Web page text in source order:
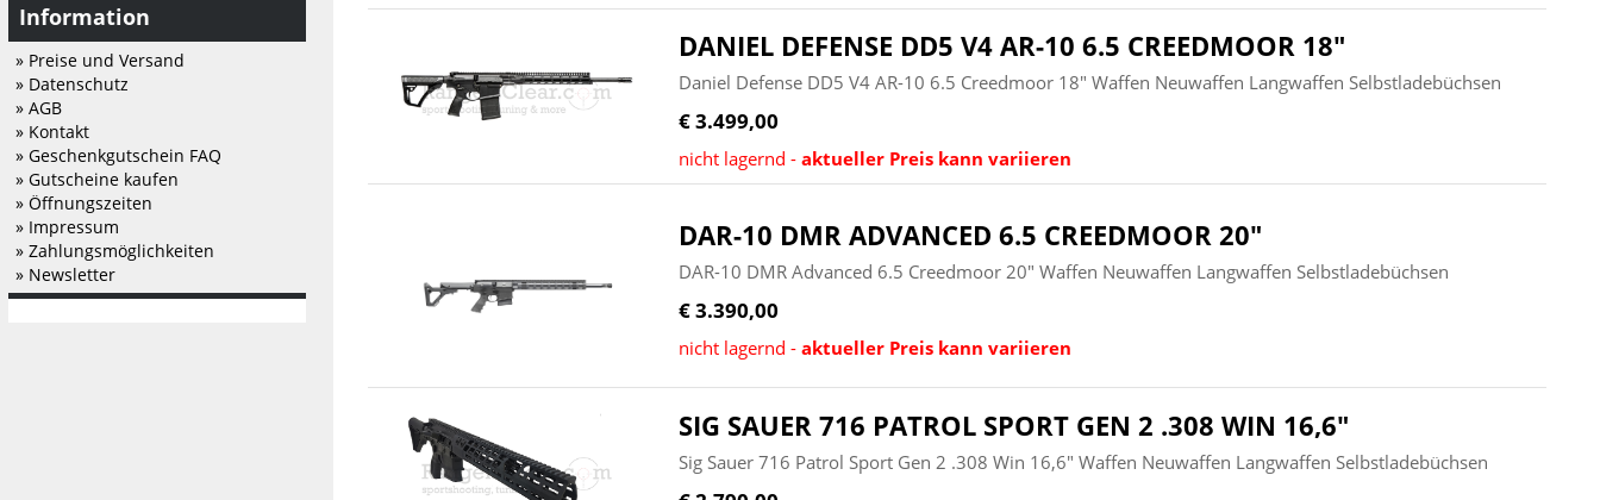
Information
» Preise und Versand
» Datenschutz
» AGB
» Kontakt
» Geschenkgutschein FAQ
» Gutscheine kaufen
» Öffnungszeiten
» Impressum
» Zahlungsmöglichkeiten
» Newsletter
DANIEL DEFENSE DD5 V4 AR-10 6.5 CREEDMOOR 18"
Daniel Defense DD5 V4 AR-10 6.5 Creedmoor 18" Waffen Neuwaffen Langwaffen Selbstladebüchsen
€ 3.499,00
nicht lagernd - aktueller Preis kann variieren
DAR-10 DMR ADVANCED 6.5 CREEDMOOR 20"
DAR-10 DMR Advanced 6.5 Creedmoor 20" Waffen Neuwaffen Langwaffen Selbstladebüchsen
€ 3.390,00
nicht lagernd - aktueller Preis kann variieren
SIG SAUER 716 PATROL SPORT GEN 2 .308 WIN 16,6"
Sig Sauer 716 Patrol Sport Gen 2 .308 Win 16,6" Waffen Neuwaffen Langwaffen Selbstladebüchsen